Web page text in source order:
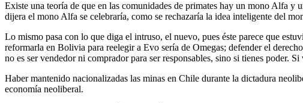
Existe una teoría de que en las comunidades de primates hay un mono Alfa y
dijera el mono Alfa se celebraría, como se rechazaría la idea inteligente del
Lo mismo pasa con lo que diga el intruso, el nuevo, pues éste parece que
reformarla en Bolivia para reelegir a Evo sería de Omegas; defender el
no es ser vendedor ni comprador para ser responsables, sino si tienes poder.
Haber mantenido nacionalizadas las minas en Chile durante la dictadura
economía neoliberal.